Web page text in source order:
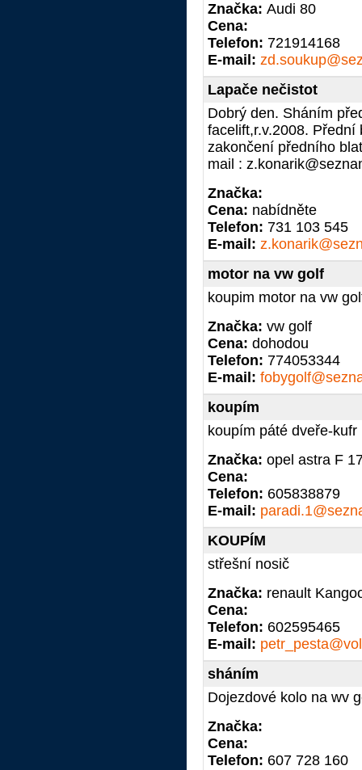
Značka: Audi 80
Cena:
Telefon: 721914168
E-mail:
Lapače nečistot
Dobrý den. Sháním
facelift,r.v.2008.
zakončení předního
mail :
Značka:
Cena: nabídněte
Telefon: 731 103 545
E-mail:
motor na vw golf
koupim motor na vw
Značka: vw golf
Cena: dohodou
Telefon: 774053344
E-mail:
koupím
koupím páté dveře-
Značka: opel astra F
Cena:
Telefon: 605838879
E-mail:
KOUPÍM
střešní nosič
Značka: renault
Cena:
Telefon: 602595465
E-mail:
sháním
Dojezdové kolo na wv
Značka:
Cena:
Telefon: 607 728 160